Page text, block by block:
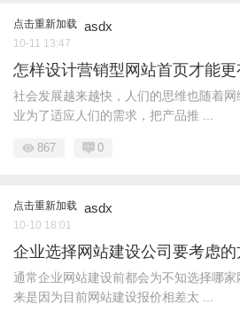
点击重新加载 asdx
10-11 13:47
怎样设计营销型网站首页才能更
社会发展越来越快，人们的思维也随着
业为了适应人们的需求，把产品推 ...
867 0
点击重新加载 asdx
10-10 18:01
企业选择网站建设公司要考虑的
通常企业网站建设前都会为不知选择哪
来是因为目前网站建设报价相差太 ...